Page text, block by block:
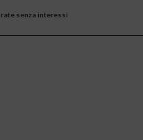
senza interessi